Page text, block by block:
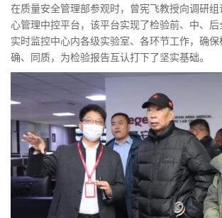
在质量安全管理部参观时，曾宪飞教授向调研
心管理中控平台，该平台实现了检验前、中、后
实时监控中心内各级实验室、各环节工作，确
确、同质，为检验报告互认打下了坚实基础。